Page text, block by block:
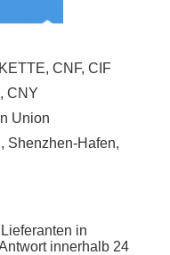
CNF, CIF
CNY
Union
Shenzhen-Hafen,
in
innerhalb 24